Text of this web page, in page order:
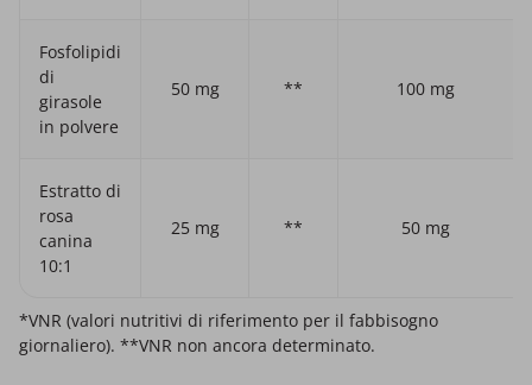
Fosfolipidi
di
girasole
in polvere
50 mg ** 100 mg
Estratto di
rosa
canina
10:1
25 mg ** 50 mg
*VNR (valori nutritivi di riferimento per il fabbisogno
giornaliero). **VNR non ancora determinato.